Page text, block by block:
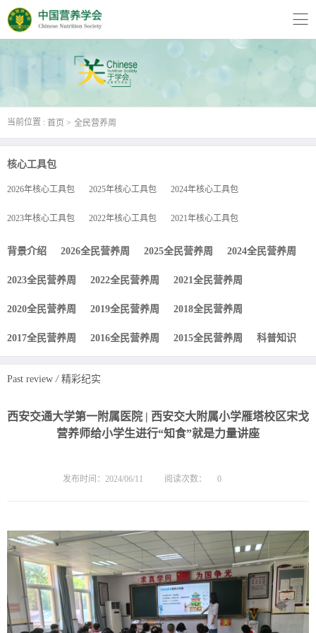
当前位置 : 首页 全民营养周
核心工具包
2026年核心工具包 2025年核心工具包 2024年核心工具包
2023年核心工具包 2022年核心工具包 2021年核心工具包
背景介绍 2026全民营养周 2025全民营养周 2024全民营养周
2023全民营养周 2022全民营养周 2021全民营养周
2020全民营养周 2019全民营养周 2018全民营养周
2017全民营养周 2016全民营养周 2015全民营养周 科普知识
Past review / 精彩纪实
西安交通大学第一附属医院 | 西安交大附属小学雁塔校区宋戈
营养师给小学生进行“知食”就是力量讲座
发布时间：2024/06/11 阅读次数： 0